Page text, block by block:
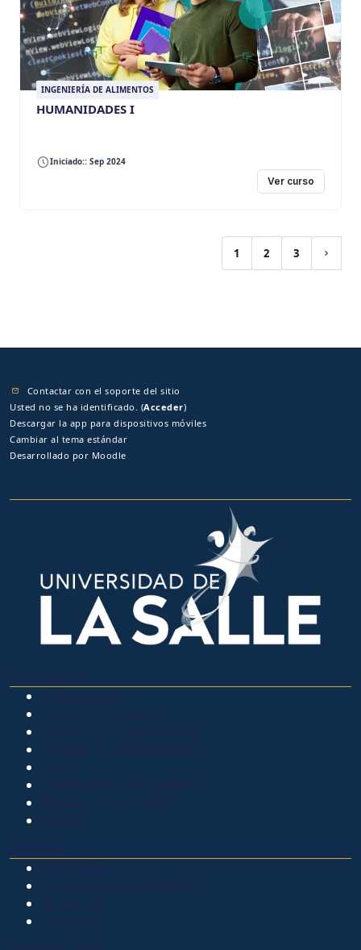
INGENIERÍA DE ALIMENTOS
HUMANIDADES I
Iniciado:: Sep 2024
Ver curso
1
(current)
2 3
Contactar con el soporte del sitio
Usted no se ha identificado. (Acceder)
Descargar la app para dispositivos móviles
Cambiar al tema estándar
Desarrollado por Moodle